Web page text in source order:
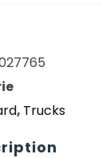
, Trucks